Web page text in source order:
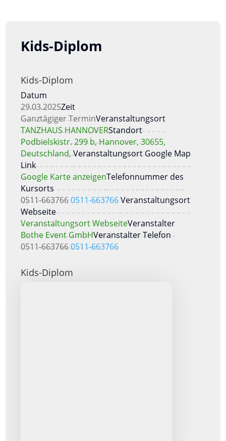
Kids-Diplom
Kids-Diplom
Datum
29.03.2025Zeit
Ganztägiger TerminVeranstaltungsort
TANZHAUS HANNOVERStandort
Podbielskistr. 299 b, Hannover, 30655,
Deutschland,Veranstaltungsort Google Map
Link
Google Karte anzeigenTelefonnummer des
Kursorts
0511-6637660511-663766Veranstaltungsort
Webseite
Veranstaltungsort WebseiteVeranstalter
Bothe Event GmbHVeranstalter Telefon
0511-6637660511-663766
Kids-Diplom